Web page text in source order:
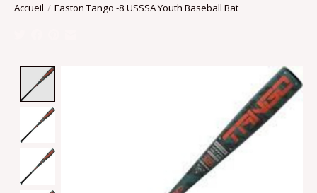
Accueil / Easton Tango -8 USSSA Youth Baseball Bat